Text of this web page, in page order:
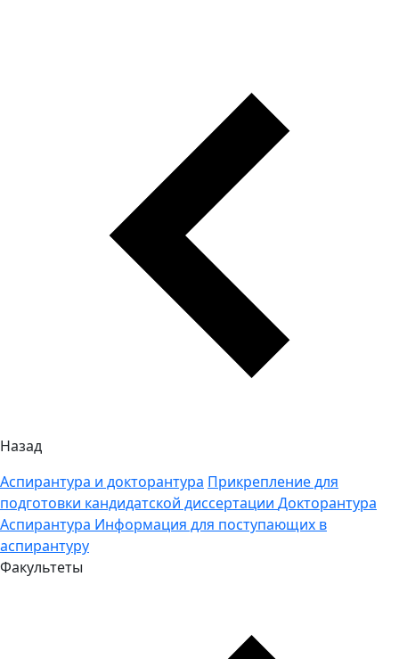
Назад
Аспирантура и докторантура Прикрепление для
подготовки кандидатской диссертации Докторантура
Аспирантура Информация для поступающих в
аспирантуру
Факультеты